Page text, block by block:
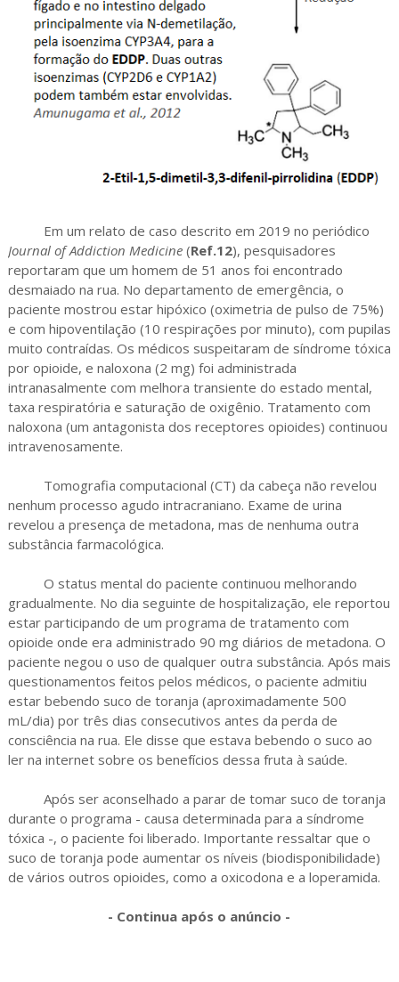
Em um relato de caso descrito em 2019 no periódico
Journal of Addiction Medicine(Ref.12), pesquisadores
reportaram que um homem de 51 anos foi encontrado
desmaiado na rua. No departamento de emergência, o
paciente mostrou estar hipóxico (oximetria de pulso de 75%)
e com hipoventilação (10 respirações por minuto), com pupilas
muito contraídas. Os médicos suspeitaram de síndrome tóxica
por opioide, e naloxona (2 mg) foi administrada
intranasalmente com melhora transiente do estado mental,
taxa respiratória e saturação de oxigênio. Tratamento com
naloxona (um antagonista dos receptores opioides) continuou
intravenosamente.
Tomografia computacional (CT) da cabeça não revelou
nenhum processo agudo intracraniano. Exame de urina
revelou a presença de metadona, mas de nenhuma outra
substância farmacológica.
O status mental do paciente continuou melhorando
gradualmente. No dia seguinte de hospitalização, ele reportou
estar participando de um programa de tratamento com
opioide onde era administrado 90 mg diários de metadona. O
paciente negou o uso de qualquer outra substância. Após mais
questionamentos feitos pelos médicos, o paciente admitiu
estar bebendo suco de toranja (aproximadamente 500
mL/dia) por três dias consecutivos antes da perda de
consciência na rua. Ele disse que estava bebendo o suco ao
ler na internet sobre os benefícios dessa fruta à saúde.
Após ser aconselhado a parar de tomar suco de toranja
durante o programa - causa determinada para a síndrome
tóxica -, o paciente foi liberado. Importante ressaltar que o
suco de toranja pode aumentar os níveis (biodisponibilidade)
de vários outros opioides, como a oxicodona e a loperamida.
- Continua após o anúncio -